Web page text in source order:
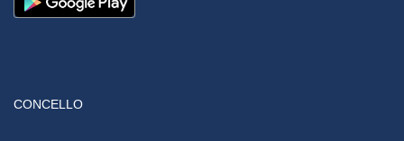
CONCELLO